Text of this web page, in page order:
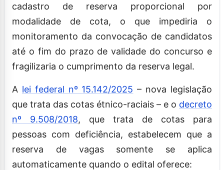
cadastro de reserva proporcional por
modalidade de cota, o que impediria o
monitoramento da convocação de candidatos
até o fim do prazo de validade do concurso e
fragilizaria o cumprimento da reserva legal.
A lei federal nº 15.142/2025 – nova legislação
que trata das cotas étnico-raciais – e o decreto
nº 9.508/2018, que trata de cotas para
pessoas com deficiência, estabelecem que a
reserva de vagas somente se aplica
automaticamente quando o edital oferece: